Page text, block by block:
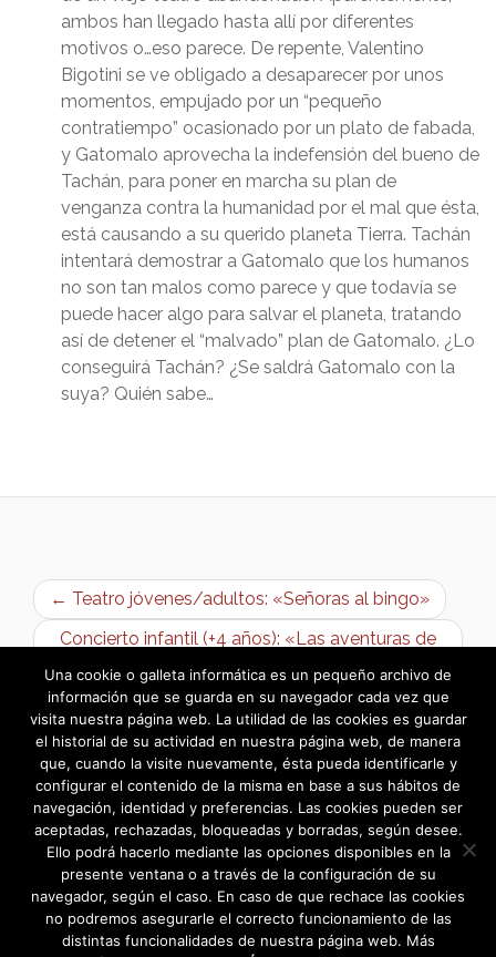
ambos han llegado hasta allí por diferentes
motivos o…eso parece. De repente, Valentino
Bigotini se ve obligado a desaparecer por unos
momentos, empujado por un “pequeño
contratiempo” ocasionado por un plato de fabada,
y Gatomalo aprovecha la indefensión del bueno de
Tachán, para poner en marcha su plan de
venganza contra la humanidad por el mal que ésta,
está causando a su querido planeta Tierra. Tachán
intentará demostrar a Gatomalo que los humanos
no son tan malos como parece y que todavía se
puede hacer algo para salvar el planeta, tratando
así de detener el “malvado” plan de Gatomalo. ¿Lo
conseguirá Tachán? ¿Se saldrá Gatomalo con la
suya? Quién sabe…
← Teatro jóvenes/adultos: «Señoras al bingo»
Concierto infantil (+4 años): «Las aventuras de
Sam» →
Una cookie o galleta informática es un pequeño archivo de
información que se guarda en su navegador cada vez que
visita nuestra página web. La utilidad de las cookies es guardar
el historial de su actividad en nuestra página web, de manera
que, cuando la visite nuevamente, ésta pueda identificarle y
configurar el contenido de la misma en base a sus hábitos de
navegación, identidad y preferencias. Las cookies pueden ser
aceptadas, rechazadas, bloqueadas y borradas, según desee.
Ello podrá hacerlo mediante las opciones disponibles en la
presente ventana o a través de la configuración de su
navegador, según el caso. En caso de que rechace las cookies
no podremos asegurarle el correcto funcionamiento de las
distintas funcionalidades de nuestra página web. Más